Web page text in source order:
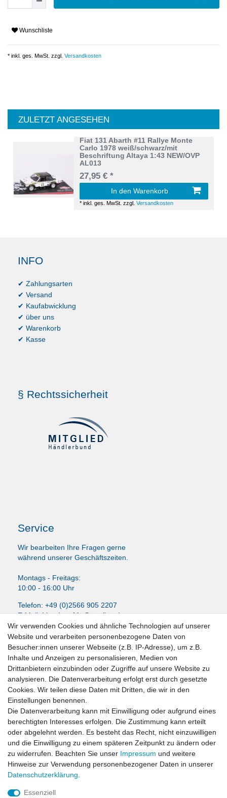
Wunschliste
* inkl. ges. MwSt. zzgl. Versandkosten
ZULETZT ANGESEHEN
Fiat 131 Abarth #11 Rallye Monte
Carlo 1978 weiß/schwarz/mit
Beschriftung Altaya 1:43 NEW/OVP
AL013
27,95 € *
In den Warenkorb
*inkl. ges. MwSt. zzgl.Versandkosten
INFO
✔ Zahlungsarten
✔ Versand
✔ Kaufabwicklung
✔ über uns
✔ Warenkorb
✔ Kasse
§ Rechtssicherheit
Service
Wir bearbeiten Ihre Fragen gerne
während unserer Geschäftszeiten.
Montags - Freitags:
10:00 - 16:00 Uhr
Telefon: +49 (0)2566 905 2207
E-Mail:LissyInterMo@t-online.de
News-Letter abonieren
VORNAME NACHNAME
E-MAIL **
Newsletter
Honig
Hiermit bestätige ich, dass ich dieDaten­schutz­erklärunggelesen habe. Meine
Einwilligung kann ich jederzeit widerrufen.**
Abonnieren
Wir verwenden Cookies und ähnliche Technologien auf unserer
Website und verarbeiten personenbezogene Daten von
Besucher:innen unserer Webseite (z.B. IP-Adresse), um z.B.
Inhalte und Anzeigen zu personalisieren, Medien von
Drittanbietern einzubinden oder Zugriffe auf unsere Website zu
analysieren. Die Datenverarbeitung erfolgt erst durch gesetzte
Cookies. Wir teilen diese Daten mit Dritten, die wir in den
Einstellungen benennen.
Die Datenverarbeitung kann mit Einwilligung oder aufgrund eines
berechtigten Interesses erfolgen. Die Zustimmung kann erteilt
oder abgelehnt werden. Es besteht das Recht, nicht einzuwilligen
und die Einwilligung zu einem späteren Zeitpunkt zu ändern oder
zu widerrufen. Beachten Sie unser Impressum und weitere
Hinweise zur Verwendung personenbezogener Daten in unserer
Daten­schutz­erklärung
Essenziell